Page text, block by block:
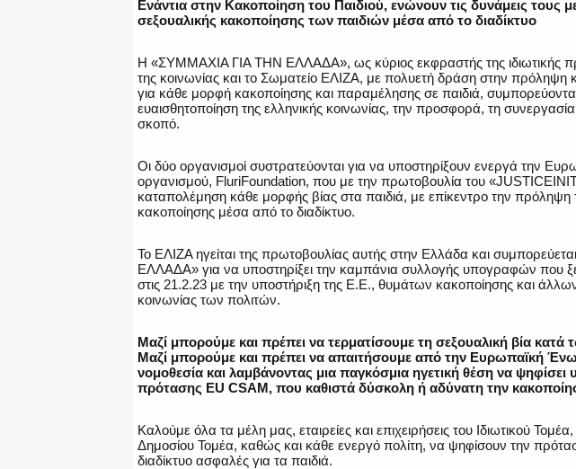
Ενάντια στην Κακοποίηση του Παιδιού, ενώνουν τις δυνάμεις τους
σεξουαλικής κακοποίησης των παιδιών μέσα από το διαδίκτυο
Η «ΣΥΜΜΑΧΙΑ ΓΙΑ ΤΗΝ ΕΛΛΑΔΑ», ως κύριος εκφραστής της ιδιωτικής
της κοινωνίας και το Σωματείο ΕΛΙΖΑ, με πολυετή δράση στην
για κάθε μορφή κακοποίησης και παραμέλησης σε παιδιά,
ευαισθητοποίηση της ελληνικής κοινωνίας, την προσφορά, τη
σκοπό.
Οι δύο οργανισμοί συστρατεύονται για να υποστηρίξουν ενεργά την
οργανισμού, FluriFoundation, που με την πρωτοβουλία του
καταπολέμηση κάθε μορφής βίας στα παιδιά, με επίκεντρο την πρόληψη
κακοποίησης μέσα από το διαδίκτυο.
Το ΕΛΙΖΑ ηγείται της πρωτοβουλίας αυτής στην Ελλάδα και
ΕΛΛΑΔΑ» για να υποστηρίξει την καμπάνια συλλογής υπογραφών που
στις 21.2.23 με την υποστήριξη της Ε.Ε., θυμάτων κακοποίησης και
κοινωνίας των πολιτών.
Μαζί μπορούμε και πρέπει να τερματίσουμε τη σεξουαλική βία
Μαζί μπορούμε και πρέπει να απαιτήσουμε από την Ευρωπαϊκή
νομοθεσία και λαμβάνοντας μια παγκόσμια ηγετική θέση να ψηφίσει
πρότασης EU CSAM, που καθιστά δύσκολη ή αδύνατη την
Καλούμε όλα τα μέλη μας, εταιρείες και επιχειρήσεις του Ιδιωτικού
Δημοσίου Τομέα, καθώς και κάθε ενεργό πολίτη, να ψηφίσουν την
διαδίκτυο ασφαλές για τα παιδιά.